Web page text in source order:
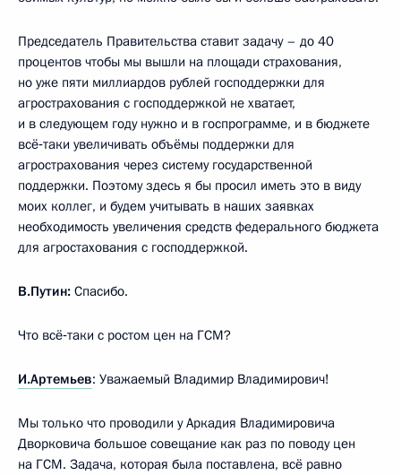
Председатель Правительства ставит задачу – до 40
процентов чтобы мы вышли на площади страхования,
но уже пяти миллиардов рублей господдержки для
агрострахования с господдержкой не хватает,
и в следующем году нужно и в госпрограмме, и в бюджете
всё‑таки увеличивать объёмы поддержки для
агрострахования через систему государственной
поддержки. Поэтому здесь я бы просил иметь это в виду
моих коллег, и будем учитывать в наших заявках
необходимость увеличения средств федерального бюджета
для агростахования с господдержкой.
В.Путин: Спасибо.
Что всё‑таки с ростом цен на ГСМ?
И.Артемьев: Уважаемый Владимир Владимирович!
Мы только что проводили у Аркадия Владимировича
Дворковича большое совещание как раз по поводу цен
на ГСМ. Задача, которая была поставлена, всё равно